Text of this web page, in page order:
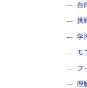
自
挑
学
モ
フ
理